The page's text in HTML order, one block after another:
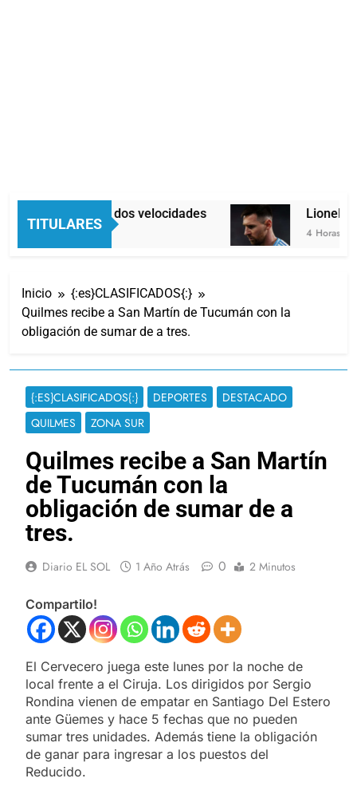
TITULARES
Economía en dos velocidades
3 Horas Atrás
Lionel
4 Horas Atrás
Inicio
{:es}CLASIFICADOS{:}
Quilmes recibe a San Martín de Tucumán con la
obligación de sumar de a tres.
{:ES}CLASIFICADOS{:} DEPORTES
DESTACADO
QUILMES
ZONA SUR
Quilmes recibe a San Martín
de Tucumán con la
obligación de sumar de a
tres.
Diario EL SOL 1 Año Atrás 0 2 Minutos
Compartilo!
El Cervecero juega este lunes por la noche de
local frente a el Ciruja. Los dirigidos por Sergio
Rondina vienen de empatar en Santiago Del Estero
ante Güemes y hace 5 fechas que no pueden
sumar tres unidades. Además tiene la obligación
de ganar para ingresar a los puestos del
Reducido.